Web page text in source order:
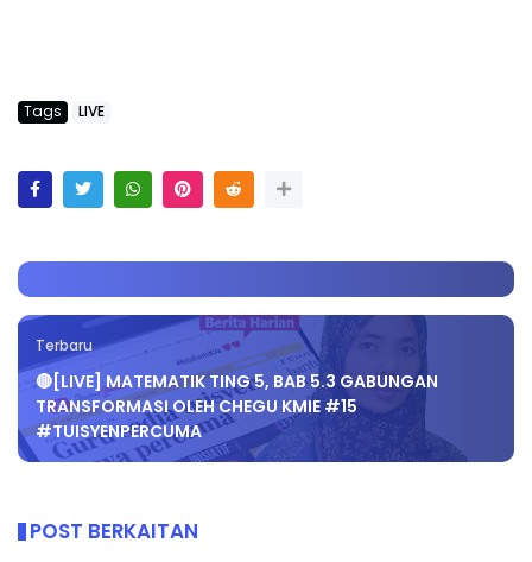
Tags LIVE
Terbaru
🔴[LIVE] MATEMATIK TING 5, BAB 5.3 GABUNGAN
TRANSFORMASI OLEH CHEGU KMIE #15
#TUISYENPERCUMA
POST BERKAITAN